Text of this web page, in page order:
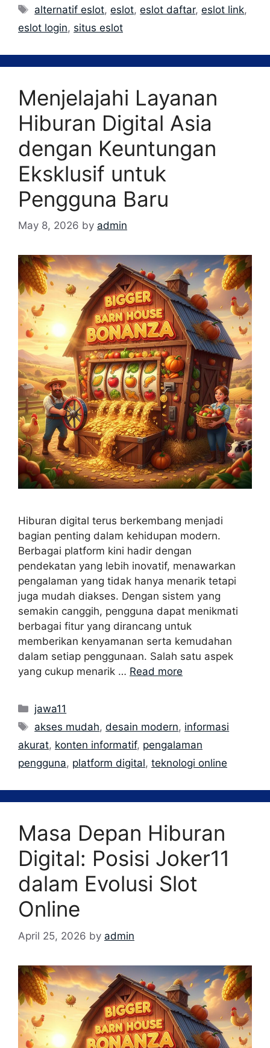
Tags
alternatif eslot,eslot,eslot daftar,eslot link,
eslot login, situs eslot
Menjelajahi Layanan
Hiburan Digital Asia
dengan Keuntungan
Eksklusif untuk
Pengguna Baru
May 8, 2026 by admin
Hiburan digital terus berkembang menjadi
bagian penting dalam kehidupan modern.
Berbagai platform kini hadir dengan
pendekatan yang lebih inovatif, menawarkan
pengalaman yang tidak hanya menarik tetapi
juga mudah diakses. Dengan sistem yang
semakin canggih, pengguna dapat menikmati
berbagai fitur yang dirancang untuk
memberikan kenyamanan serta kemudahan
dalam setiap penggunaan. Salah satu aspek
yang cukup menarik … Read more
Categories
jawa11
Tags
akses mudah,desain modern, informasi
akurat, konten informatif, pengalaman
pengguna, platform digital, teknologi online
Masa Depan Hiburan
Digital: Posisi Joker11
dalam Evolusi Slot
Online
April 25, 2026 by admin